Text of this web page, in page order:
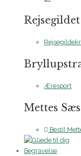
Rejsegildet
Æresport
Mettes
Bestil
Begravelse